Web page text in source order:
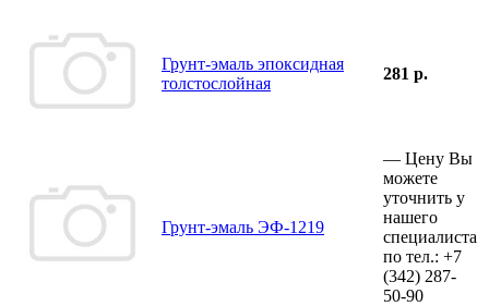
Грунт-эмаль эпоксидная
толстослойная
281 р.
Грунт-эмаль ЭФ-1219
— Цену Вы
можете
уточнить у
нашего
специалиста
по тел.: +7
(342) 287-
50-90